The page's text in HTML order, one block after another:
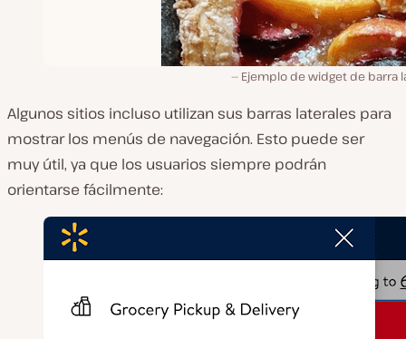
Ejemplo de widget de barra
Algunos sitios incluso utilizan sus barras laterales para
mostrar los menús de navegación. Esto puede ser
muy útil, ya que los usuarios siempre podrán
orientarse fácilmente: